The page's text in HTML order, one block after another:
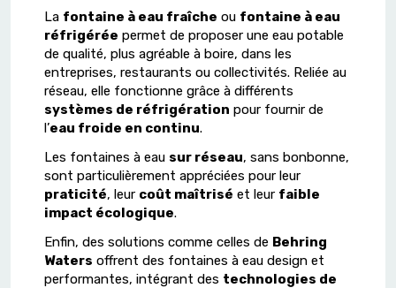
La fontaine à eau fraîche ou fontaine à eau
réfrigérée permet de proposer une eau potable
de qualité, plus agréable à boire, dans les
entreprises, restaurants ou collectivités. Reliée au
réseau, elle fonctionne grâce à différents
systèmes de réfrigération pour fournir de
l’eau froide en continu.
Les fontaines à eau sur réseau, sans bonbonne,
sont particulièrement appréciées pour leur
praticité, leur coût maîtrisé et leur faible
impact écologique.
Enfin, des solutions comme celles de Behring
Waters offrent des fontaines à eau design et
performantes, intégrant des technologies de